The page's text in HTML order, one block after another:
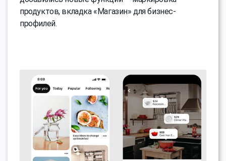
продуктов, вкладка «Магазин» для бизнес-
профилей.